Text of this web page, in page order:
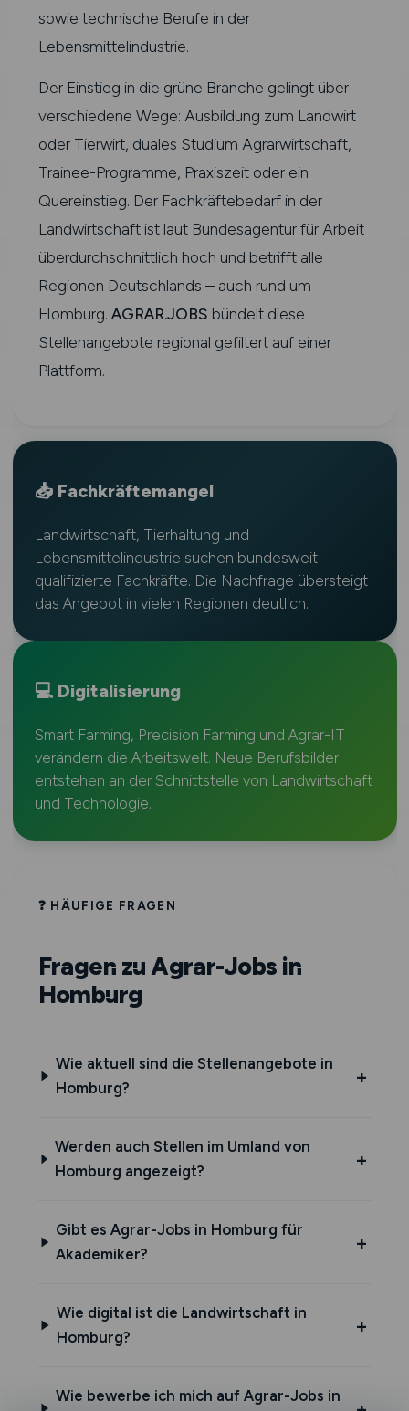
sowie technische Berufe in der
Lebensmittelindustrie.
Der Einstieg in die grüne Branche gelingt über
verschiedene Wege: Ausbildung zum Landwirt
oder Tierwirt, duales Studium Agrarwirtschaft,
Trainee-Programme, Praxiszeit oder ein
Quereinstieg. Der Fachkräftebedarf in der
Landwirtschaft ist laut Bundesagentur für Arbeit
überdurchschnittlich hoch und betrifft alle
Regionen Deutschlands – auch rund um
Homburg. AGRAR.JOBS bündelt diese
Stellenangebote regional gefiltert auf einer
Plattform.
📥 Fachkräftemangel
Landwirtschaft, Tierhaltung und
Lebensmittelindustrie suchen bundesweit
qualifizierte Fachkräfte. Die Nachfrage übersteigt
das Angebot in vielen Regionen deutlich.
💻 Digitalisierung
Smart Farming, Precision Farming und Agrar-IT
verändern die Arbeitswelt. Neue Berufsbilder
entstehen an der Schnittstelle von Landwirtschaft
und Technologie.
❓ HÄUFIGE FRAGEN
Fragen zu Agrar-Jobs in
Homburg
Wie aktuell sind die Stellenangebote in
Homburg?
Werden auch Stellen im Umland von
Homburg angezeigt?
Gibt es Agrar-Jobs in Homburg für
Akademiker?
Wie digital ist die Landwirtschaft in
Homburg?
Wie bewerbe ich mich auf Agrar-Jobs in